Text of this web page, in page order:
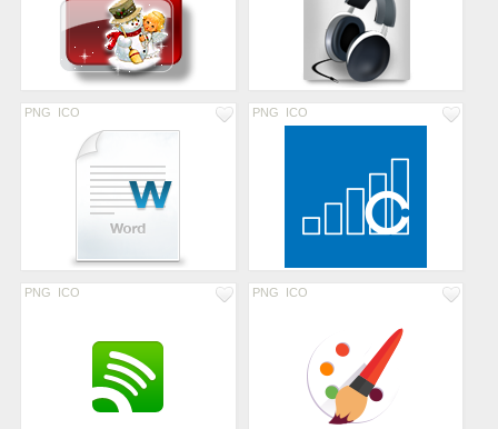
PNG ICO PNG ICO
PNG ICO PNG ICO